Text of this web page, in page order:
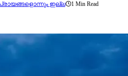
ഇല്ല 1 Min Read